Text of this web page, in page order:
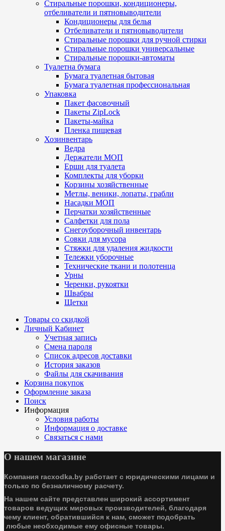
Стиральные порошки, кондиционеры,
отбеливатели и пятновыводители
Кондиционеры для белья
Отбеливатели и пятновыводители
Стиральные порошки для ручной стирки
Стиральные порошки универсальные
Стиральные порошки-автоматы
Туалетна бумага
Бумага туалетная бытовая
Бумага туалетная профессиональная
Упаковка
Пакет фасовочный
Пакеты ZipLock
Пакеты-майка
Пленка пищевая
Хозинвентарь
Ведра
Держатели МОП
Ерши для туалета
Комплекты для уборки
Корзины хозяйственные
Метлы, веники, лопаты, грабли
Насадки МОП
Перчатки хозяйственные
Салфетки для пола
Снегоуборочный инвентарь
Совки для мусора
Стяжки для удаления жидкости
Тележки уборочные
Технические ткани и полотенца
Урны
Черенки, рукоятки
Швабры
Щетки
Товары со скидкой
Личный Кабинет
Учетная запись
Смена пароля
Список адресов доставки
История заказов
Файлы для скачивания
Корзина покупок
Оформление заказа
Поиск
Информация
Условия работы
Информация о доставке
Связаться с нами
О нашем магазине
Компания racxodka.by работает с юридическими лицами и
только по безналичному расчету.
На нашем сайте представлен широкий ассортимент
товаров ведущих мировых производителей, благодаря
чему клиент, обратившийся к нам, сможет подобрать
любые необходимые ему офисные товары.